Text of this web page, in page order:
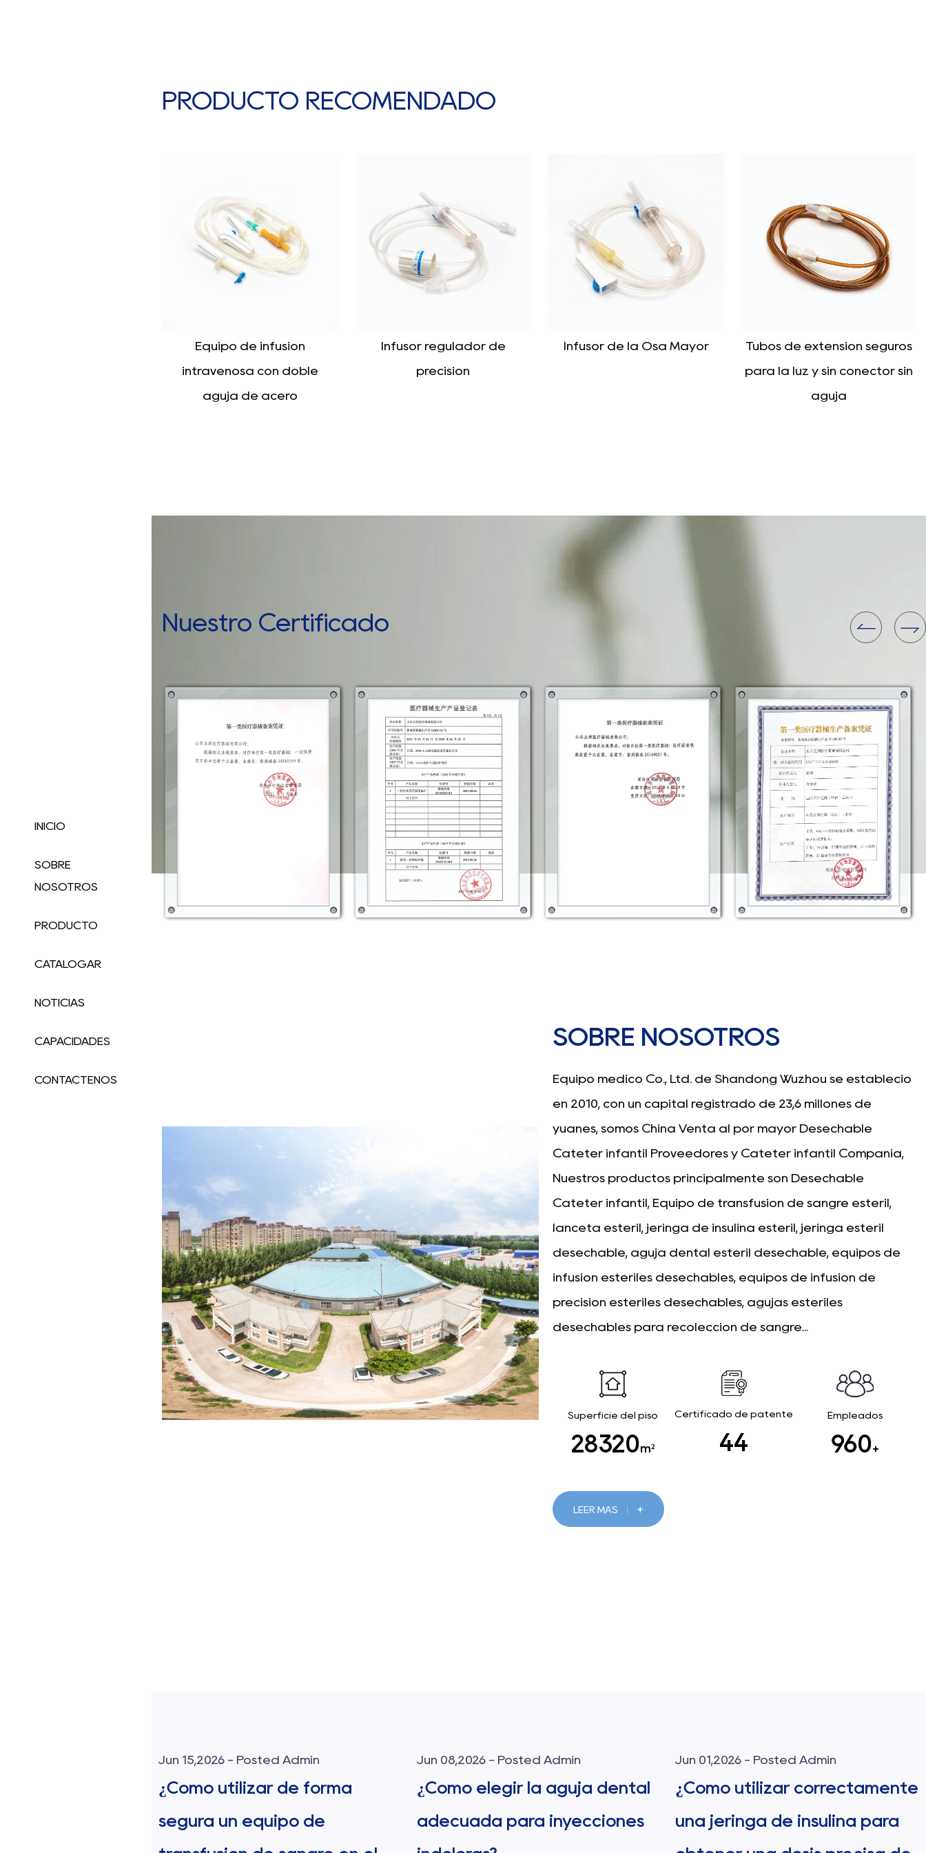
INICIO
SOBRE
NOSOTROS
PRODUCTO
CATALOGAR
NOTICIAS
CAPACIDADES
CONTÁCTENOS
función y el propósito de cada cámara.
3. Globo: el extremo del catéter de látex de doble luz
que contiene la cavidad de drenaje suele estar
equipado con un globo inflable para fijar el catéter y
evitar su prolapso. La cámara de perfusión no suele
PRODUCTO RECOMENDADO
Infusor regulador de
precisión
Infusor de la Osa Mayor Tubos de extensión seguros
intravenosa con
dispensador de líquido
Nuestro Certificado
SOBRE NOSOTROS
Equipo médico Co., Ltd. de Shandong Wuzhou se estableció
en 2010, con un capital registrado de 23,6 millones de
yuanes, somos China Venta al por mayor Desechable
Catéter infantil Proveedores y Catéter infantil Compañía,
Nuestros productos principalmente son Desechable
Catéter infantil , Equipo de transfusión de sangre estéril,
lanceta estéril, jeringa de insulina estéril, jeringa estéril
desechable, aguja dental estéril desechable, equipos de
infusión estériles desechables, equipos de infusión de
precisión estériles desechables, agujas estériles
desechables para recolección de sangre...
Superficie del piso
29500m²
Certificado de patente
46
Empleados
1000
LEER MÁS +
Jun 08,2026 - Posted Admin
¿Cómo elegir la aguja dental
adecuada para inyecciones
Jun 01,2026 - Posted Admin
¿Cómo utilizar correctamente
una jeringa de insulina para
May 22,2026 - Posted Admin
Ante diferentes tamaños de
agujas de lancetas de sangre,